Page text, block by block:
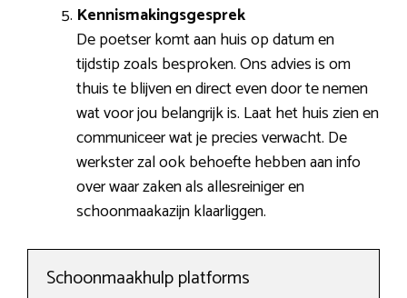
Kennismakingsgesprek
De poetser komt aan huis op datum en
tijdstip zoals besproken. Ons advies is om
thuis te blijven en direct even door te nemen
wat voor jou belangrijk is. Laat het huis zien en
communiceer wat je precies verwacht. De
werkster zal ook behoefte hebben aan info
over waar zaken als allesreiniger en
schoonmaakazijn klaarliggen.
Schoonmaakhulp platforms